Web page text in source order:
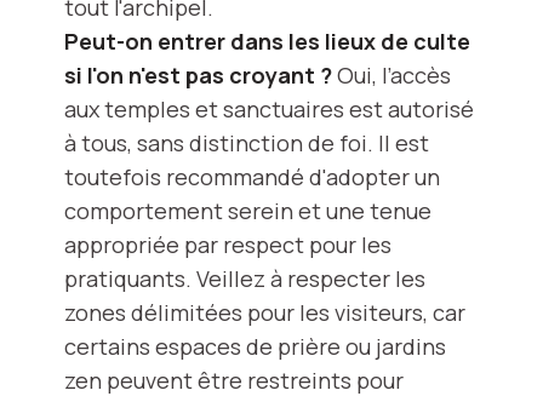
tout l'archipel.
Peut-on entrer dans les lieux de culte
si l'on n'est pas croyant ?Oui, l’accès
aux temples et sanctuaires est autorisé
à tous, sans distinction de foi. Il est
toutefois recommandé d'adopter un
comportement serein et une tenue
appropriée par respect pour les
pratiquants. Veillez à respecter les
zones délimitées pour les visiteurs, car
certains espaces de prière ou jardins
zen peuvent être restreints pour